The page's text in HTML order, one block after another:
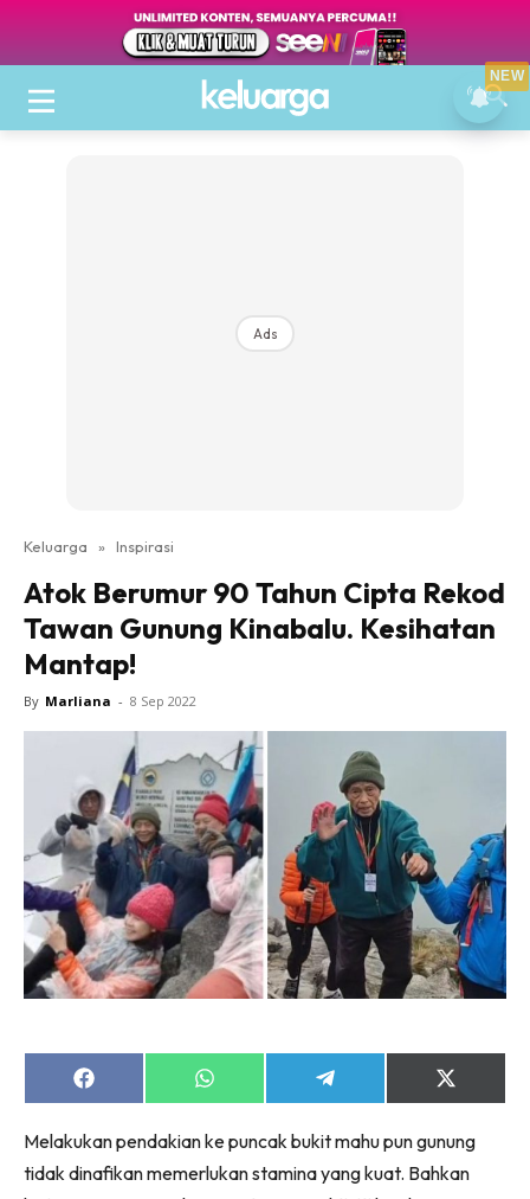
Ads
Keluarga » Inspirasi
Atok Berumur 90 Tahun Cipta Rekod
Tawan Gunung Kinabalu. Kesihatan
Mantap!
By Marliana - 8 Sep 2022
Share
on
Share
on
Share
on
Share
on
(Twitter)
Melakukan pendakian ke puncak bukit mahu pun gunung
tidak dinafikan memerlukan stamina yang kuat. Bahkan
NEW